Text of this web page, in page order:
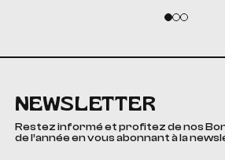
NEWSLETTER
Restez informé et profitez de nos
de l’année en vous abonnant à la